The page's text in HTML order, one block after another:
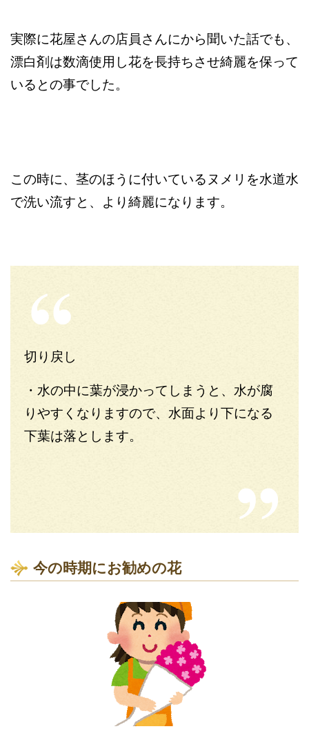
実際に花屋さんの店員さんにから聞いた話でも、
漂白剤は数滴使用し花を長持ちさせ綺麗を保って
いるとの事でした。
この時に、茎のほうに付いているヌメリを水道水
で洗い流すと、より綺麗になります。
切り戻し
・水の中に葉が浸かってしまうと、水が腐
りやすくなりますので、水面より下になる
下葉は落とします。
今の時期にお勧めの花